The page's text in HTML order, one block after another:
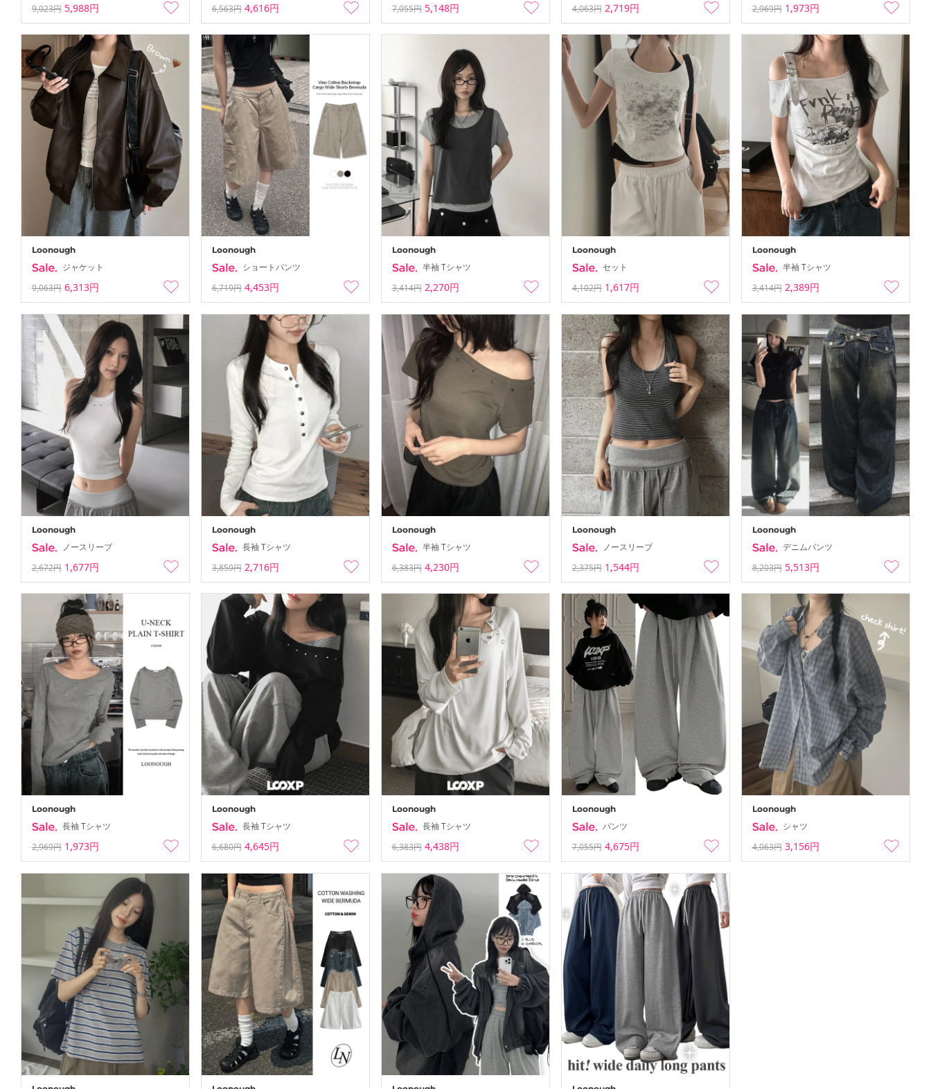
Summer Vacation…
-
26-08-02 ~ 26-08-08
Summer Vacation…
-
26-08-02 ~ 26-08-08
Summer Vacation…
26-08-02 ~ 26-08-08
Summer Vacation…
26-08-02 ~ 26-08-08
9,023円 5,988円
6,563円 4,616円
7,055円 5,148円
4,063円 2,719円
2,969円 1,973円
Loonough
ジャケット
9,063円 6,313円
Loonough
ショートパンツ
6,719円 4,453円
Loonough
半袖 Tシャツ
3,414円 2,270円
Loonough
セット
4,102円 1,617円
Loonough
半袖 Tシャツ
3,414円 2,389円
Loonough
ノースリーブ
2,672円 1,677円
Loonough
長袖 Tシャツ
3,859円 2,716円
Loonough
半袖 Tシャツ
6,383円 4,230円
Loonough
ノースリーブ
2,375円 1,544円
Loonough
デニムパンツ
8,203円 5,513円
Loonough
長袖 Tシャツ
2,969円 1,973円
Loonough
長袖 Tシャツ
6,680円 4,645円
Loonough
長袖 Tシャツ
6,383円 4,438円
Loonough
パンツ
7,055円 4,675円
Loonough
シャツ
4,063円 3,156円